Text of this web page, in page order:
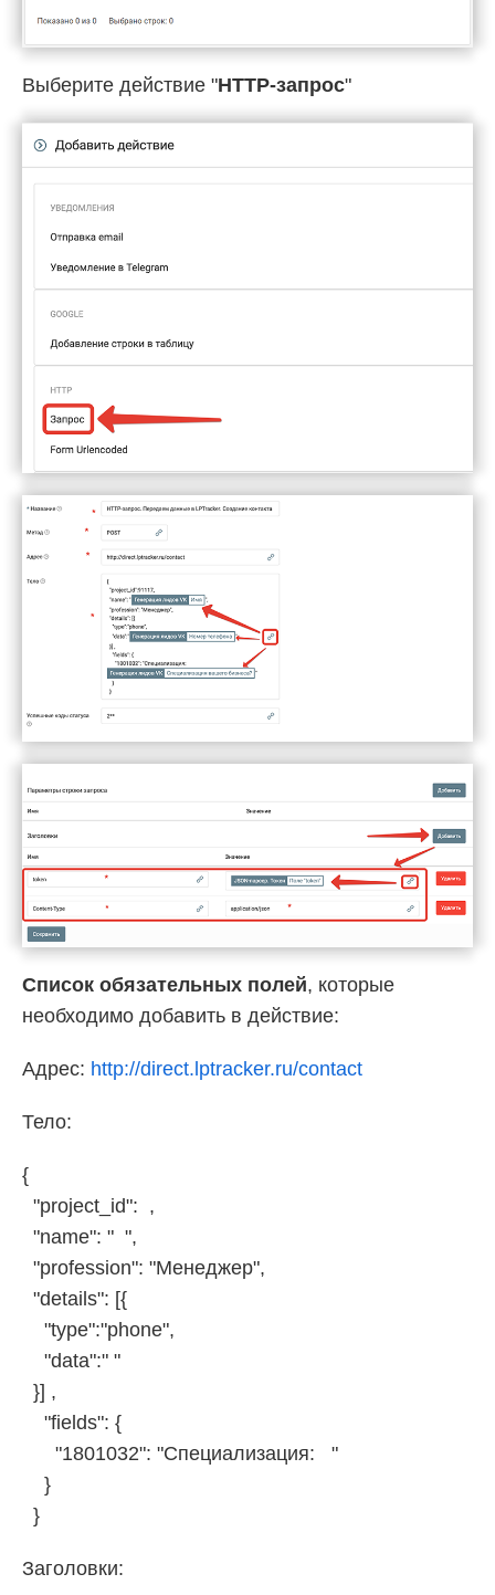
Выберите действие "HTTP-запрос"
Список обязательных полей, которые
необходимо добавить в действие:
Адрес: http://direct.lptracker.ru/contact
Тело:
{
"project_id": ,
"name": " ",
"profession": "Менеджер",
"details": [{
"type":"phone",
"data":" "
}] ,
"fields": {
"1801032": "Специализация: "
}
}
Заголовки: